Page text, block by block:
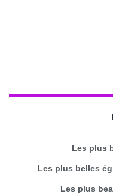
Les plus
Les plus belles
Les plus